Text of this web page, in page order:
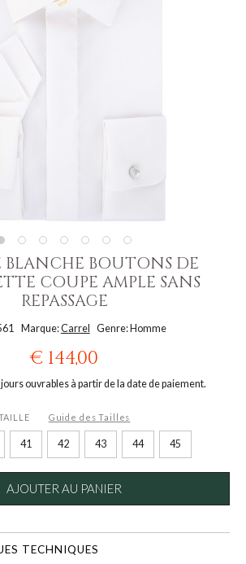
BLANCHE BOUTONS DE
COUPE AMPLE SANS
REPASSAGE
Marque:Carrel Genre: Homme
€ 144,00
ouvrables à partir de la date de paiement.
Guide des Tailles
41 42 43 44 45
AJOUTER AU PANIER
TECHNIQUES